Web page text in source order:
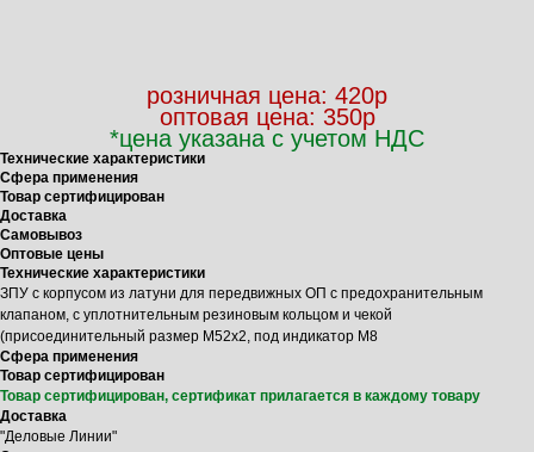
розничная цена: 420р
оптовая цена: 350р
*цена указана с учетом НДС
Технические характеристики
Сфера применения
Товар сертифицирован
Доставка
Самовывоз
Оптовые цены
Технические характеристики
ЗПУ с корпусом из латуни для передвижных ОП с предохранительным
клапаном, с уплотнительным резиновым кольцом и чекой
(присоединительный размер M52x2, под индикатор M8
Сфера применения
Товар сертифицирован
Товар сертифицирован, сертификат прилагается в каждому товару
Доставка
"Деловые Линии"